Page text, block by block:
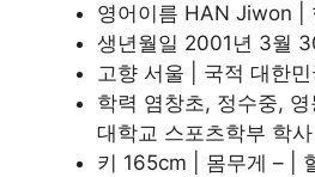
영어이름 HAN Jiwon |
생년월일 2001년 3월
고향 서울 | 국적 대한민
학력 염창초, 정수중,
대학교 스포츠학부 학사
키 165cm | 몸무게 – |